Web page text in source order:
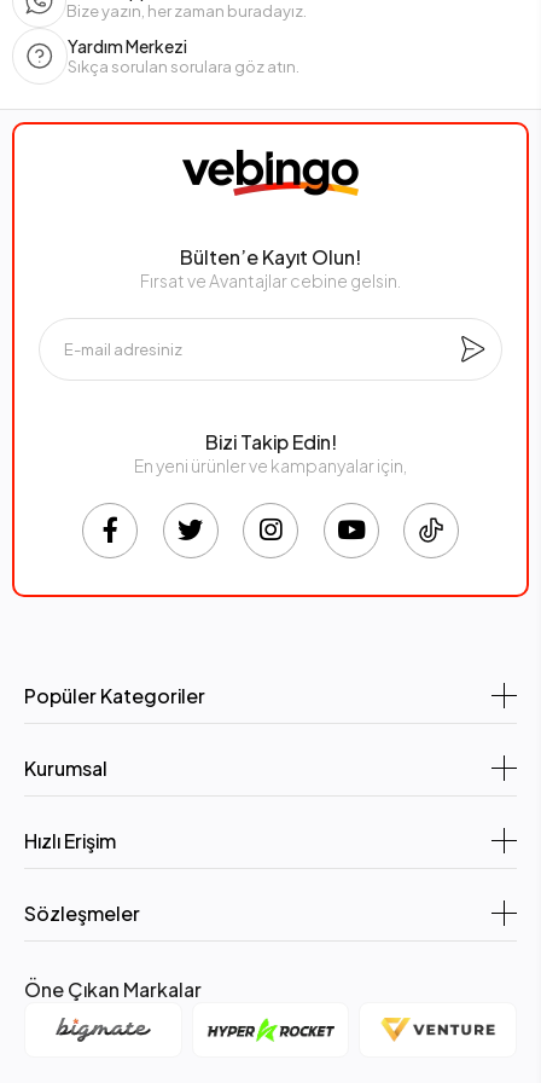
Bize yazın, her zaman buradayız.
Yardım Merkezi
Sıkça sorulan sorulara göz atın.
Bülten’e Kayıt Olun!
Fırsat ve Avantajlar cebine gelsin.
Bizi Takip Edin!
En yeni ürünler ve kampanyalar için,
Popüler Kategoriler
Kurumsal
Hızlı Erişim
Sözleşmeler
Öne Çıkan Markalar